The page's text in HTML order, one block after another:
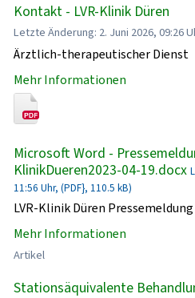
Kontakt - LVR-Klinik Düren
Letzte Änderung: 2. Juni 2026, 09:26
Ärztlich-therapeutischer Dienst
Mehr Informationen
Microsoft Word -
KlinikDueren2023-04-19.docx
11:56 Uhr, (PDF}, 110.5 kB)
LVR-Klinik Düren Pressemeldung
Mehr Informationen
Artikel
Stationsäquivalente